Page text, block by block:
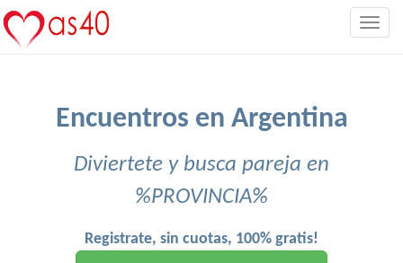
Encuentros en Argentina
Diviertete y busca pareja en
%PROVINCIA%
Registrate, sin cuotas, 100% gratis!